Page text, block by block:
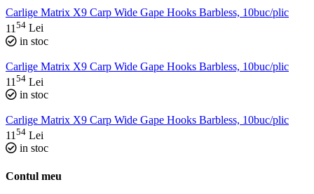
Carlige Matrix X9 Carp Wide Gape Hooks Barbless, 10buc/plic
11 54 Lei
in stoc
Carlige Matrix X9 Carp Wide Gape Hooks Barbless, 10buc/plic
11 54 Lei
in stoc
Carlige Matrix X9 Carp Wide Gape Hooks Barbless, 10buc/plic
11 54 Lei
in stoc
Contul meu